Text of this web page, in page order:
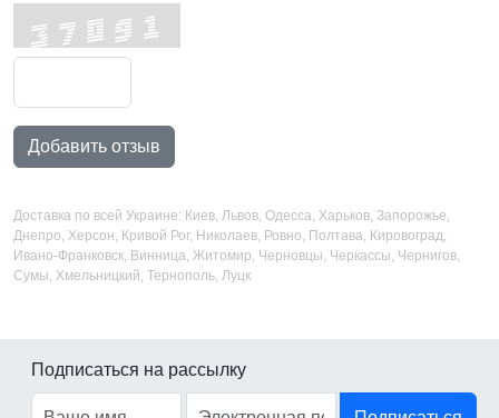
Добавить отзыв
Доставка по всей Украине: Киев, Львов, Одесса, Харьков, Запорожье,
Днепро, Херсон, Кривой Рог, Николаев, Ровно, Полтава, Кировоград,
Ивано-Франковск, Винница, Житомир, Черновцы, Черкассы, Чернигов,
Сумы, Хмельницкий, Тернополь, Луцк
Подписаться на рассылку